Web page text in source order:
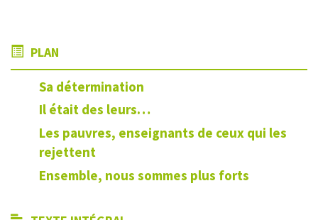
PLAN
Sa détermination
Il était des leurs…
Les pauvres, enseignants de ceux qui les
rejettent
Ensemble, nous sommes plus forts